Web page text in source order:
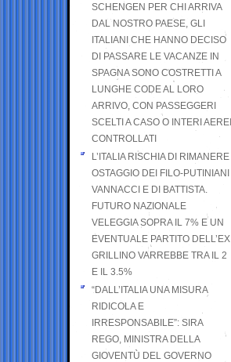
SCHENGEN PER CHI ARRIVA
DAL NOSTRO PAESE, GLI
ITALIANI CHE HANNO DECISO
DI PASSARE LE VACANZE IN
SPAGNA SONO COSTRETTI A
LUNGHE CODE AL LORO
ARRIVO, CON PASSEGGERI
SCELTI A CASO O INTERI AEREI
CONTROLLATI
L’ITALIA RISCHIA DI RIMANERE
OSTAGGIO DEI FILO-PUTINIANI
VANNACCI E DI BATTISTA.
FUTURO NAZIONALE
VELEGGIA SOPRA IL 7% E UN
EVENTUALE PARTITO DELL’EX
GRILLINO VARREBBE TRA IL 2
E IL 3.5%
“DALL’ITALIA UNA MISURA
RIDICOLA E
IRRESPONSABILE”: SIRA
REGO, MINISTRA DELLA
GIOVENTÙ DEL GOVERNO